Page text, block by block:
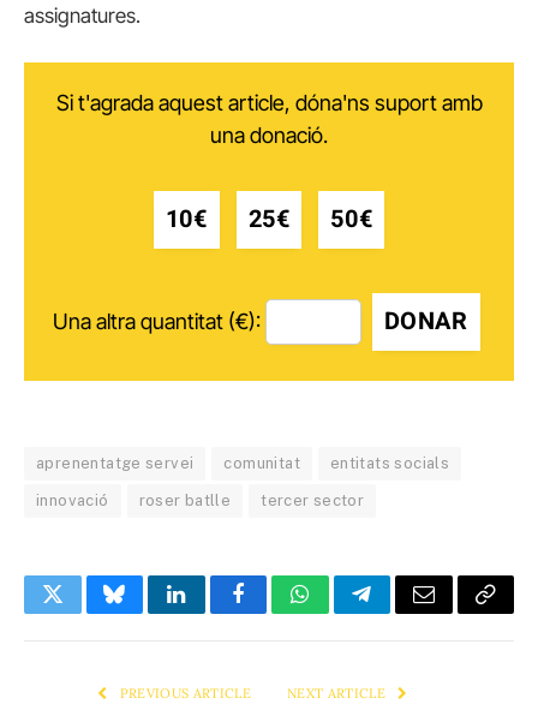
assignatures.
Si t'agrada aquest article, dóna'ns suport amb
una donació.
10€ 25€ 50€
Una altra quantitat (€): DONAR
aprenentatge servei comunitat entitats socials
innovació roser batlle tercer sector
TwitterBlueskyLinkedInFacebookWhatsAppTelegramEmail Copy
PREVIOUS ARTICLE NEXT ARTICLE